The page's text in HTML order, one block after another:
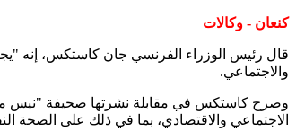
كنعان - وكالات
قال رئيس الوزراء الفرنسي جان كاستكس، إنه
والاجتماعي.
وصرح كاستكس في مقابلة نشرتها صحيفة "نيس
الاجتماعي والاقتصادي، بما في ذلك على الصحة